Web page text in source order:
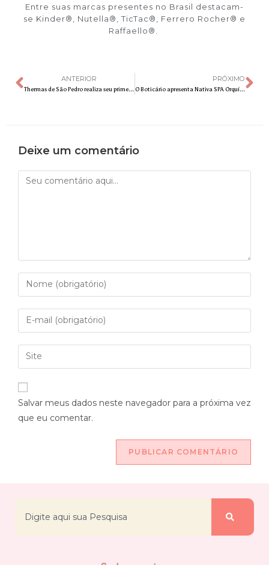
Entre suas marcas presentes no Brasil destacam-
se Kinder®, Nutella®, TicTac®, Ferrero Rocher® e
Raffaello®.
ANTERIOR
Thermas de São Pedro realiza seu primeiro Halloween temático com atrações interativas para toda a família
PRÓXIMO
O Boticário apresenta Nativa SPA Orquídea Lumière, com iluminador corporal inédito e ação que mantém a pele iluminada por até 10 horas¹
Deixe um comentário
Salvar meus dados neste navegador para a próxima vez
que eu comentar.